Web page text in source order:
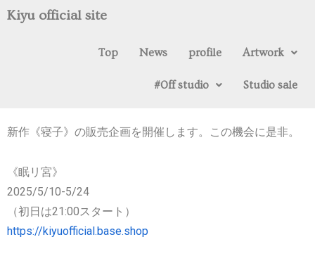
Kiyu official site
Top News profile Artwork
#0ff studio Studio sale
新作《寝子》の販売企画を開催します。この機会に是非。
《眠リ宮》
2025/5/10-5/24
（初日は21:00スタート）
https://kiyuofficial.base.shop